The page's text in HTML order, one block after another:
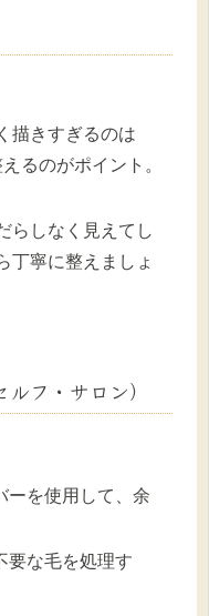
描きすぎるのは
るのがポイント。
らしなく見えてし
丁寧に整えましょ
フ・サロン）
ーを使用して、余
要な毛を処理す